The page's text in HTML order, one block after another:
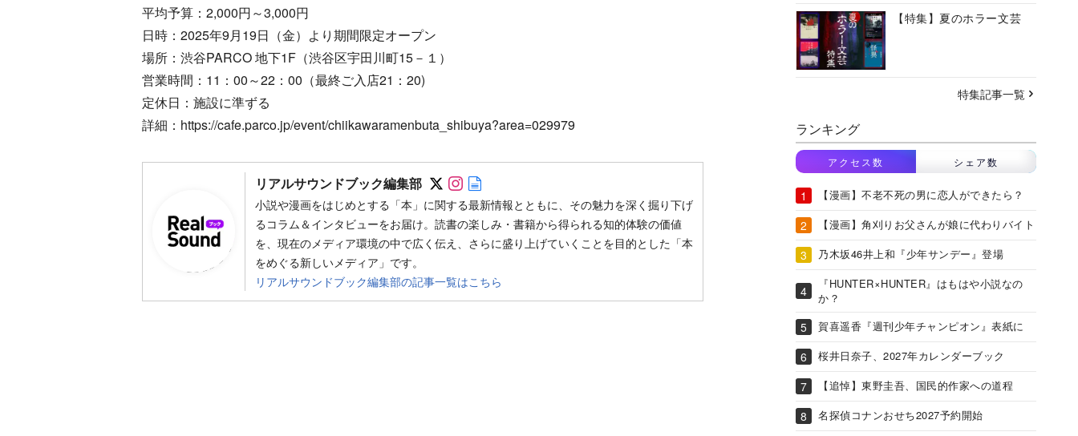
平均予算：2,000円～3,000円
日時：2025年9月19日（金）より期間限定オープン
場所：渋谷PARCO 地下1F（渋谷区宇田川町15－１）
営業時間：11：00～22：00（最終ご入店21：20)
定休日：施設に準ずる
詳細：https://cafe.parco.jp/event/chiikawaramenbuta_shibuya?area=029979
リアルサウンドブック編集部 Follow on SNS
Follow on SNS
小説や漫画をはじめとする「本」に関する最新情報とともに、その魅力を深く掘り下げ
るコラム＆インタビューをお届け。読書の楽しみ・書籍から得られる知的体験の価値
を、現在のメディア環境の中で広く伝え、さらに盛り上げていくことを目的とした「本
をめぐる新しいメディア」です。
リアルサウンドブック編集部の記事一覧はこちら
【特集】夏のホラー文芸
特集記事一覧
ランキング
アクセス数 シェア数
【漫画】不老不死の男に恋人ができたら？
【漫画】角刈りお父さんが娘に代わりバイト
乃木坂46井上和『少年サンデー』登場
『HUNTER×HUNTER』はもはや小説なの
か？
賀喜遥香『週刊少年チャンピオン』表紙に
桜井日奈子、2027年カレンダーブック
【追悼】東野圭吾、国民的作家への道程
名探偵コナンおせち2027予約開始